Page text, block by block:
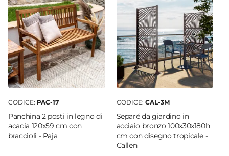
CODICE: PAC-17
Panchina 2 posti in legno di
acacia 120x59 cm con
braccioli - Paja
CODICE: CAL-3M
Separé da giardino in
acciaio bronzo 100x30x180h
cm con disegno tropicale -
Callen